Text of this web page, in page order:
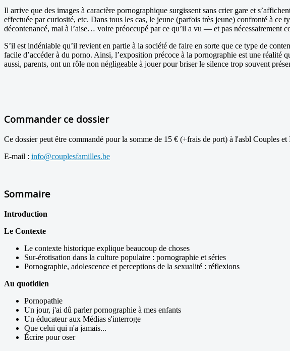
Il arrive que des images à caractère pornographique surgissent sans crier gare et
effectuée par curiosité, etc. Dans tous les cas, le jeune (parfois très jeune) confronté à ce
décontenancé, mal à l’aise… voire préoccupé par ce qu’il a vu — et pas nécessairement
S’il est indéniable qu’il revient en partie à la société de faire en sorte que ce type de
facile d’accéder à du porno. Ainsi, l’exposition précoce à la pornographie est une
aussi, parents, ont un rôle non négligeable à jouer pour briser le silence trop souvent
Commander ce dossier
Ce dossier peut être commandé pour la somme de 15 € (+frais de port) à l'asbl Couples et
E-mail : info@couplesfamilles.be
Sommaire
Introduction
Le Contexte
Le contexte historique explique beaucoup de choses
Sur-érotisation dans la culture populaire : pornographie et séries
Pornographie, adolescence et perceptions de la sexualité : réflexions
Au quotidien
Pornopathie
Un jour, j'ai dû parler pornographie à mes enfants
Un éducateur aux Médias s'interroge
Que celui qui n'a jamais...
Écrire pour oser